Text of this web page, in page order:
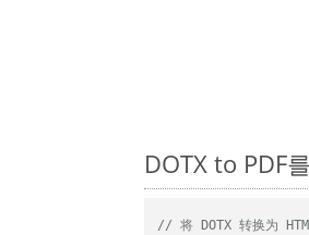
DOTX to PDF
// 将 DOTX 转换为